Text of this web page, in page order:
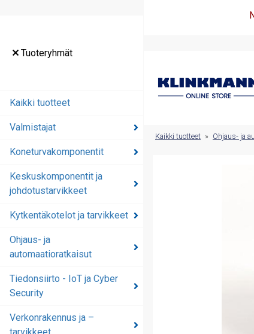
Tuoteryhmät
Kaikki tuotteet
Valmistajat
Koneturvakomponentit
Keskuskomponentit ja
johdotustarvikkeet
Kytkentäkotelot ja tarvikkeet
Ohjaus- ja
automaatioratkaisut
Tiedonsiirto - IoT ja Cyber
Security
Verkonrakennus ja –
Kaikki tuotteet » Ohjaus- ja